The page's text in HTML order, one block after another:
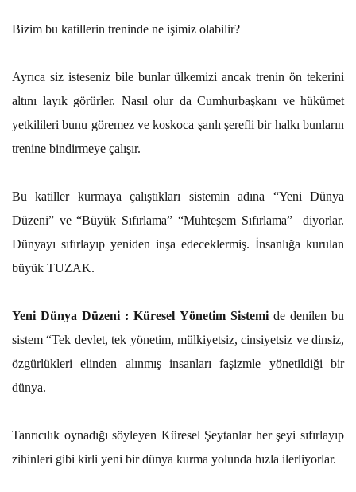
Bizim bu katillerin treninde ne işimiz olabilir?
Ayrıca siz isteseniz bile bunlar ülkemizi ancak trenin ön tekerini
altını layık görürler. Nasıl olur da Cumhurbaşkanı ve hükümet
yetkilileri bunu göremez ve koskoca şanlı şerefli bir halkı bunların
trenine bindirmeye çalışır.
Bu katiller kurmaya çalıştıkları sistemin adına “Yeni Dünya
Düzeni” ve “Büyük Sıfırlama” “Muhteşem Sıfırlama” diyorlar.
Dünyayı sıfırlayıp yeniden inşa edeceklermiş. İnsanlığa kurulan
büyük TUZAK.
Yeni Dünya Düzeni : Küresel Yönetim Sistemi de denilen bu
sistem “Tek devlet, tek yönetim, mülkiyetsiz, cinsiyetsiz ve dinsiz,
özgürlükleri elinden alınmış insanları faşizmle yönetildiği bir
dünya.
Tanrıcılık oynadığı söyleyen Küresel Şeytanlar her şeyi sıfırlayıp
zihinleri gibi kirli yeni bir dünya kurma yolunda hızla ilerliyorlar.